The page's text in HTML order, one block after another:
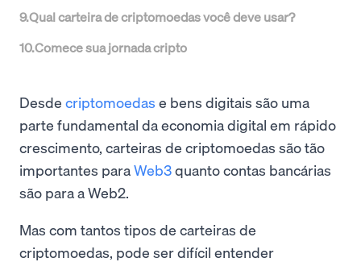
9.Qual carteira de criptomoedas você deve usar?
10.Comece sua jornada cripto
Desde criptomoedas e bens digitais são uma
parte fundamental da economia digital em rápido
crescimento, carteiras de criptomoedas são tão
importantes paraWeb3quanto contas bancárias
são para a Web2.
Mas com tantos tipos de carteiras de
criptomoedas, pode ser difícil entender